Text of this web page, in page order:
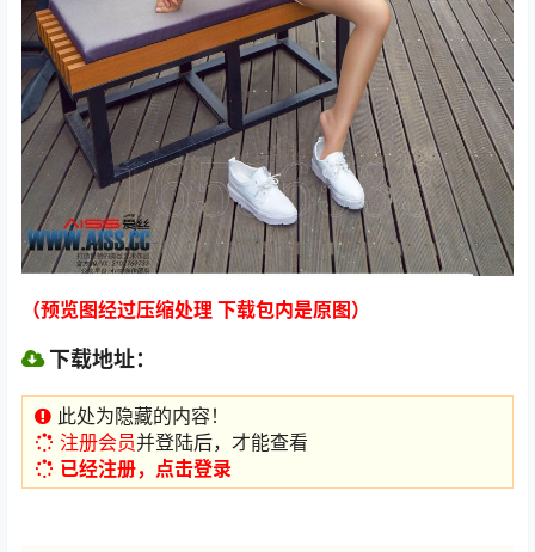
（预览图经过压缩处理 下载包内是原图）
下载地址：
此处为隐藏的内容！
注册会员并登陆后，才能查看
已经注册，点击登录